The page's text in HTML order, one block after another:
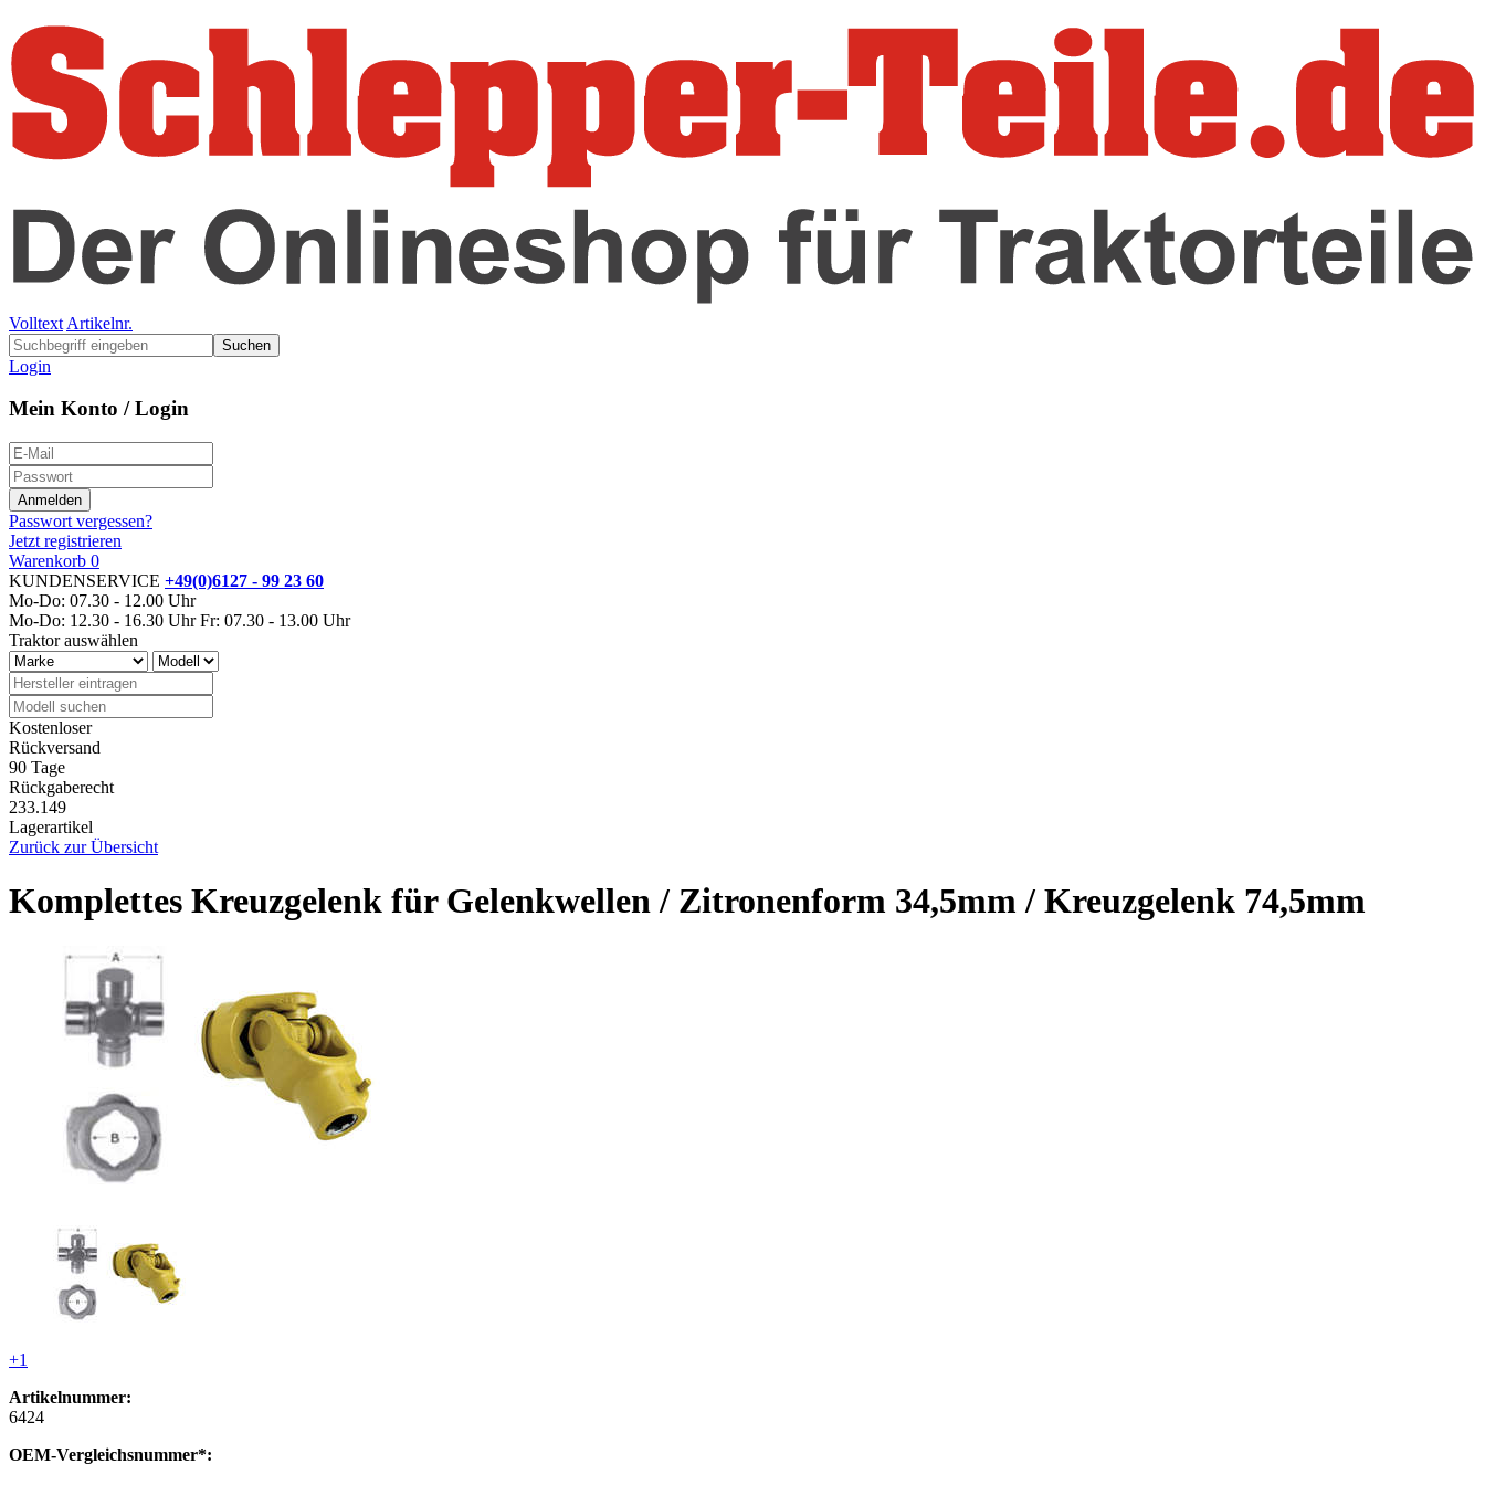
Volltext Artikelnr.
Suchen
Login
Mein Konto / Login
Passwort vergessen?
Jetzt registrieren
Warenkorb 0
KUNDENSERVICE +49(0)6127 - 99 23 60
Mo-Do: 07.30 - 12.00 Uhr
Mo-Do: 12.30 - 16.30 Uhr Fr: 07.30 - 13.00 Uhr
Traktor auswählen
Kostenloser
Rückversand
90 Tage
Rückgaberecht
233.149
Lagerartikel
Zurück zur Übersicht
Komplettes Kreuzgelenk für Gelenkwellen / Zitronenform 34,5mm / Kreuzgelenk 74,5mm
+1
Artikelnummer:
6424
OEM-Vergleichsnummer*: